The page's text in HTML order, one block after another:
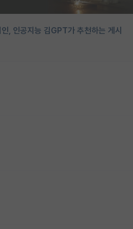
, 인공지능 김GPT가 추천하는 게시